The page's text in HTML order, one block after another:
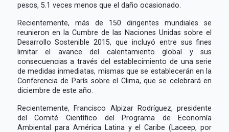
pesos, 5.1 veces menos que el daño ocasionado.
Recientemente, más de 150 dirigentes mundiales se
reunieron en la Cumbre de las Naciones Unidas sobre el
Desarrollo Sostenible 2015, que incluyó entre sus fines
limitar el avance del calentamiento global y sus
consecuencias a través del establecimiento de una serie
de medidas inmediatas, mismas que se establecerán en la
Conferencia de París sobre el Clima, que se celebrará en
diciembre de este año.
Recientemente, Francisco Alpizar Rodríguez, presidente
del Comité Científico del Programa de Economía
Ambiental para América Latina y el Caribe (Laceep, por